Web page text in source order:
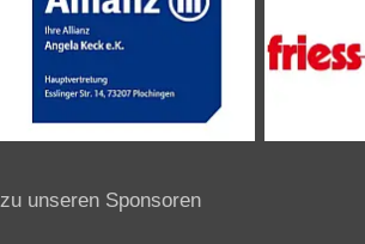
zu unseren Sponsoren